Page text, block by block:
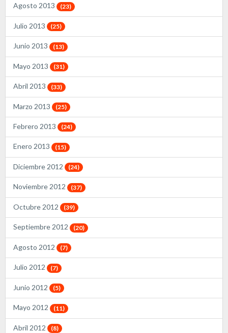
Agosto 2013 (23)
Julio 2013 (25)
Junio 2013 (13)
Mayo 2013 (31)
Abril 2013 (33)
Marzo 2013 (25)
Febrero 2013 (24)
Enero 2013 (15)
Diciembre 2012 (24)
Noviembre 2012 (37)
Octubre 2012 (39)
Septiembre 2012 (20)
Agosto 2012 (7)
Julio 2012 (7)
Junio 2012 (5)
Mayo 2012 (11)
Abril 2012 (8)